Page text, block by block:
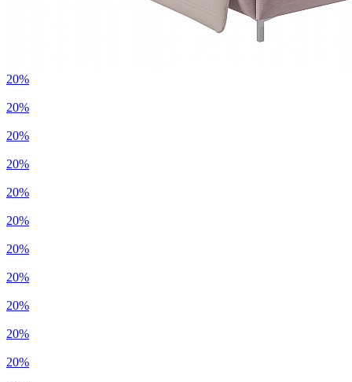
20%
20%
20%
20%
20%
20%
20%
20%
20%
20%
20%